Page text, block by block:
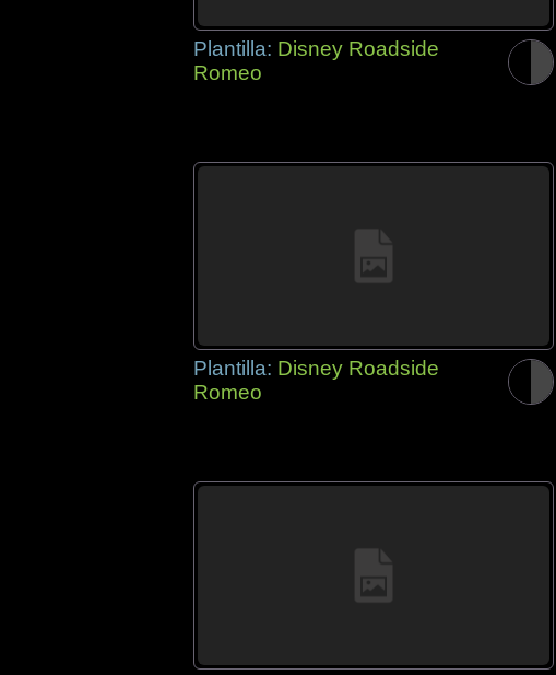
Plantilla: Disney Roadside
Romeo
Plantilla: Disney Roadside
Romeo